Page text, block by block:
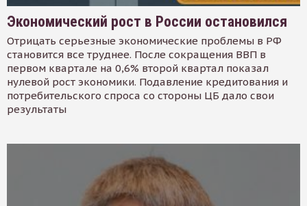
Экономический рост в России остановился
Отрицать серьезные экономические проблемы в РФ
становится все труднее. После сокращения ВВП в
первом квартале на 0,6% второй квартал показал
нулевой рост экономики. Подавление кредитования и
потребительского спроса со стороны ЦБ дало свои
результаты